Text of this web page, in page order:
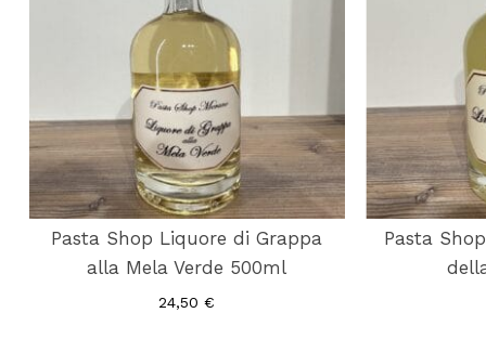
Pasta Shop Liquore di Grappa
alla Mela Verde 500ml
24,50€
Pasta